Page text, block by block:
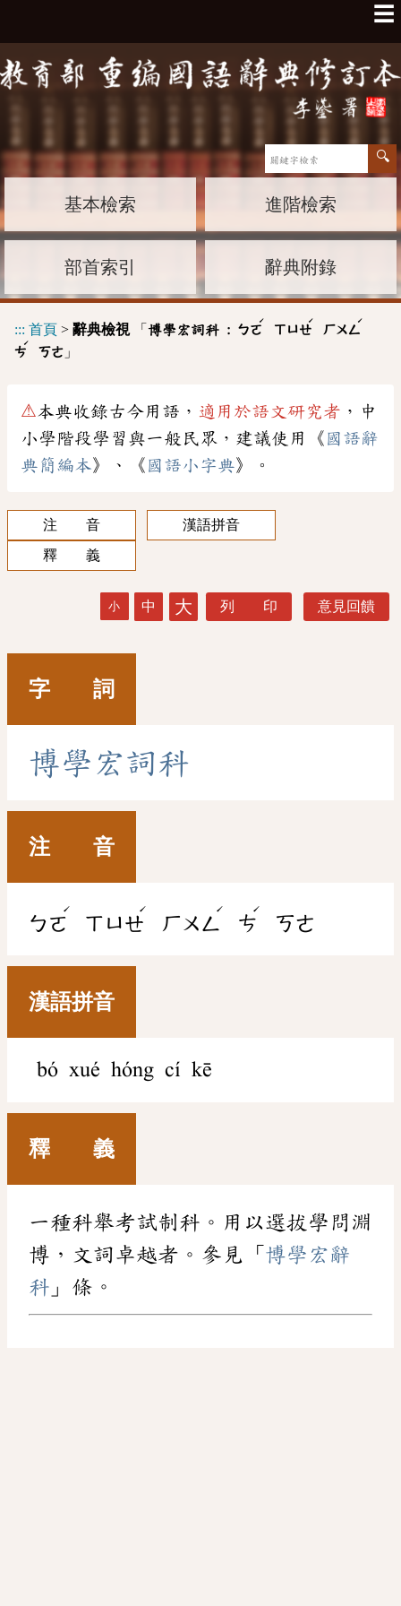
☰
基本檢索 進階檢索
部首索引 辭典附錄
::: 首頁 > 辭典檢視「 博學宏詞科 : ㄅㄛ
ˊ
ㄒㄩㄝ
ˊ
ㄏㄨㄥ
ˊ
ㄘ
ˊ
ㄎㄜ」
⚠本典收錄古今用語， 適用於語文研究者 ，中
小學階段學習與一般民眾，建議使用《 國語辭
典簡編本》、《 國語小字典》。
注 音
漢語拼音
釋 義
小 中 大 列 印 意見回饋
字 詞
博學 宏詞科
注 音
ㄅㄛ
ˊ
ㄒㄩㄝ
ˊ
ㄏㄨㄥ
ˊ
ㄘ
ˊ
ㄎㄜ
漢語拼音
bó xué hóng cí kē
釋 義
一種科舉考試制科。用以選拔學問淵
博，文詞卓越者。參見「 博學宏辭
科 」條。